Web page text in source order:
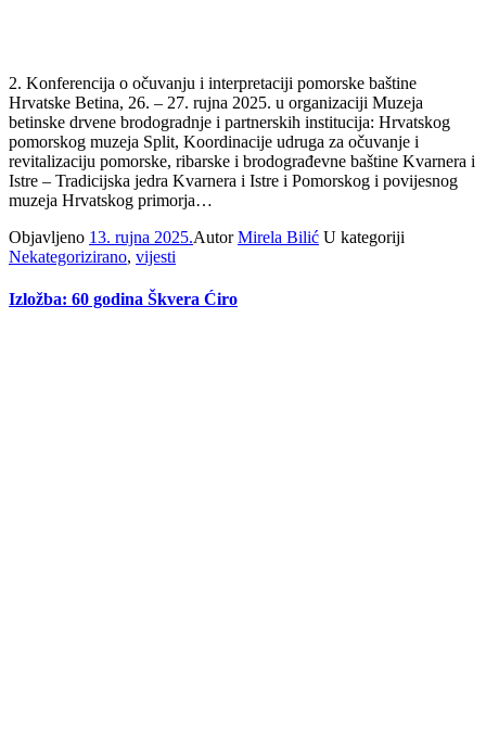
2. Konferencija o očuvanju i interpretaciji pomorske baštine
Hrvatske Betina, 26. – 27. rujna 2025. u organizaciji Muzeja
betinske drvene brodogradnje i partnerskih institucija: Hrvatskog
pomorskog muzeja Split, Koordinacije udruga za očuvanje i
revitalizaciju pomorske, ribarske i brodograđevne baštine Kvarnera i
Istre – Tradicijska jedra Kvarnera i Istre i Pomorskog i povijesnog
muzeja Hrvatskog primorja…
Objavljeno 13. rujna 2025.AutorMirela Bilić U kategoriji
Nekategorizirano, vijesti
Izložba: 60 godina Škvera Ćiro